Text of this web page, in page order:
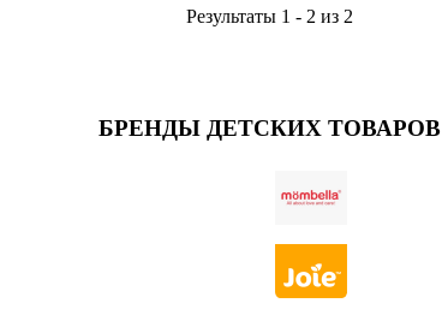
Результаты 1 - 2 из 2
БРЕНДЫ ДЕТСКИХ ТОВАРОВ